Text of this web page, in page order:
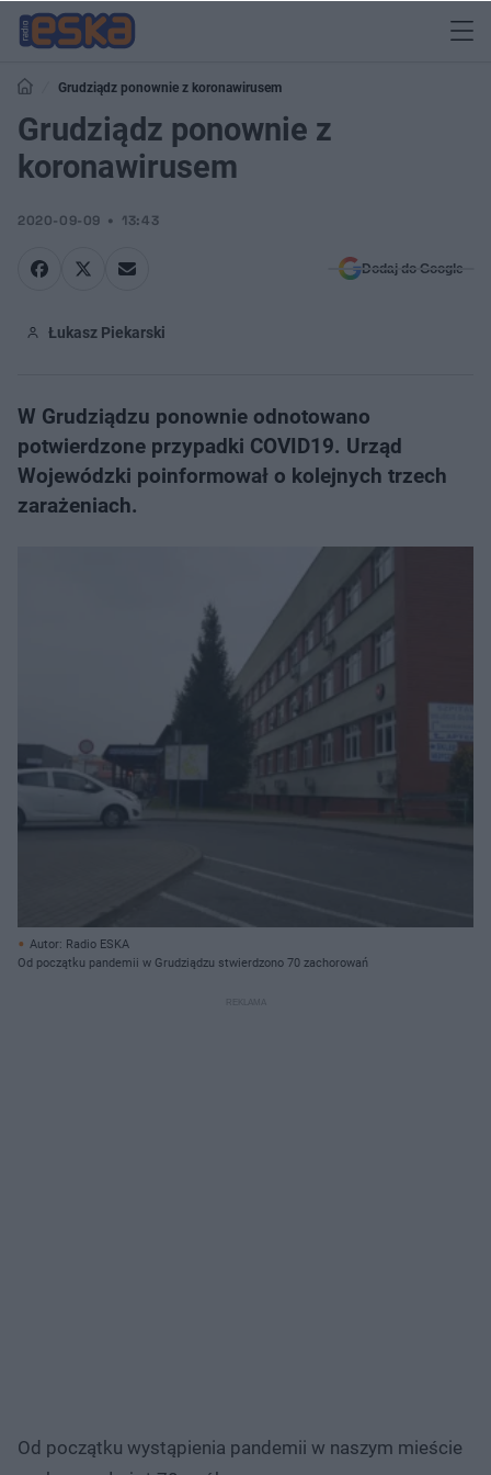
Grudziądz ponownie z koronawirusem
Grudziądz ponownie z
koronawirusem
2020-09-09 13:43
Dodaj do Google
Łukasz Piekarski
W Grudziądzu ponownie odnotowano
potwierdzone przypadki COVID19. Urząd
Wojewódzki poinformował o kolejnych trzech
zarażeniach.
Autor: Radio ESKA
Od początku pandemii w Grudziądzu stwierdzono 70 zachorowań
Od początku wystąpienia pandemii w naszym mieście